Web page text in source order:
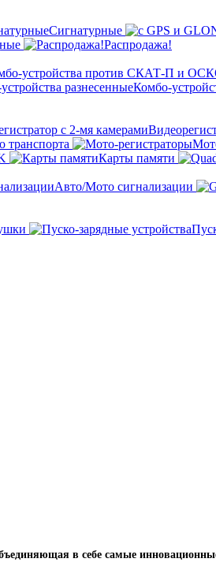
Сигнатурные
Распродажа!
Комбо-
транспорта
Карты памяти
Авто/Мото сигнализации
в себе самые